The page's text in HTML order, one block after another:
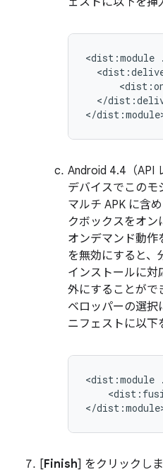
<dist:module
</
Android 4.4（API
デバイスでこのモ
マルチ APK に含
クボックスをオン
オンデマンド動作
を無効にすると、
インストールに対
外にすることがで
ベロッパーの選択
ニフェストに以下
<dist:module
[Finish] をクリックしま